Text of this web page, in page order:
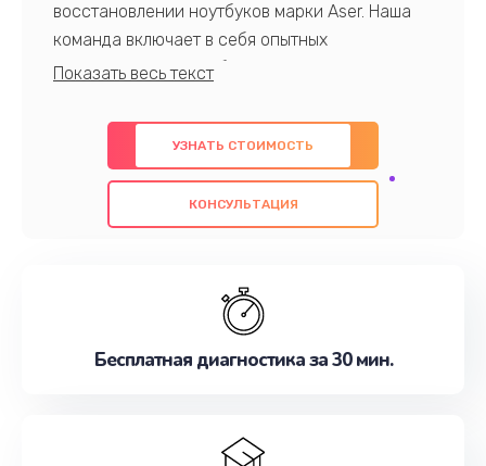
восстановлении ноутбуков марки Aser. Наша
команда включает в себя опытных
профессионалов с обширными знаниями и
предлагаем быстрый и качественный ремонт с
использованием оригинальных компонентов, а
также гарантируем качество всех
проведенных работ. Наша цель - предоставить
наилучшим образом. Не медлите записаться на
УЗНАТЬ СТОИМОСТЬ
КОНСУЛЬТАЦИЯ
Бесплатная диагностика за 30 мин.